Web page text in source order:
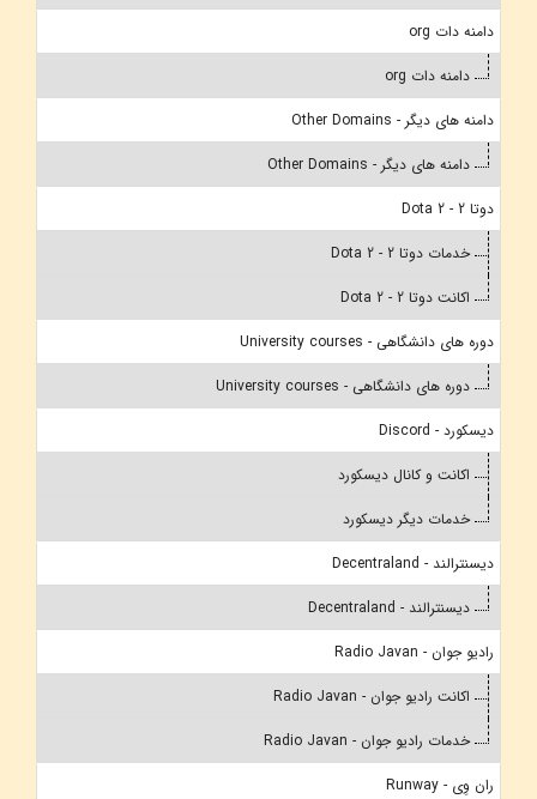
دامنه دات org
دامنه دات org
دامنه های دیگر - Other Domains
دامنه های دیگر - Other Domains
دوتا 2 - Dota 2
خدمات دوتا 2 - Dota 2
اکانت دوتا 2 - Dota 2
دوره های دانشگاهی - University courses
دوره های دانشگاهی - University courses
دیسکورد - Discord
اکانت و کانال دیسکورد
خدمات دیگر دیسکورد
دیسنترالند - Decentraland
دیسنترالند - Decentraland
رادیو جوان - Radio Javan
اکانت رادیو جوان - Radio Javan
خدمات رادیو جوان - Radio Javan
ران وِی - Runway